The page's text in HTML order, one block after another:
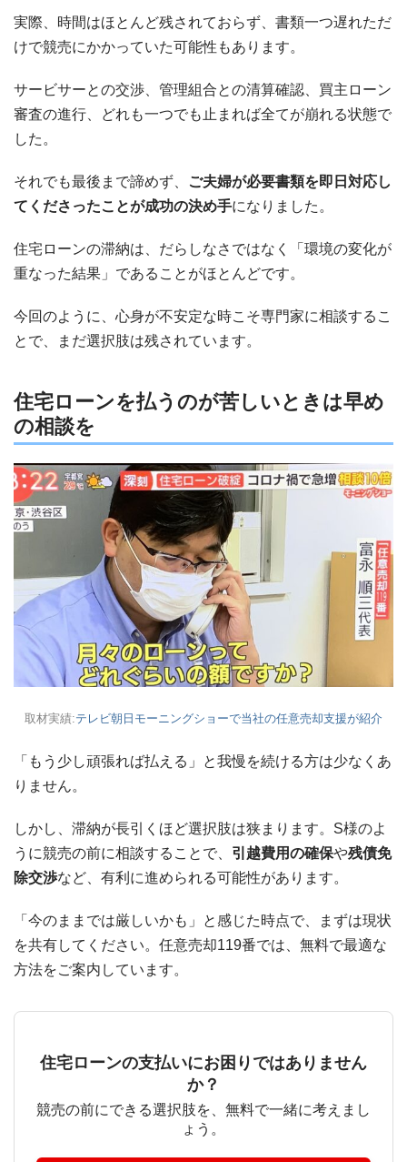
実際、時間はほとんど残されておらず、書類一つ遅れただ
けで競売にかかっていた可能性もあります。
サービサーとの交渉、管理組合との清算確認、買主ローン
審査の進行、どれも一つでも止まれば全てが崩れる状態で
した。
それでも最後まで諦めず、
ご夫婦が必要書類を即日対応し
てくださったことが成功の決め手になりました。
住宅ローンの滞納は、だらしなさではなく「環境の変化が
重なった結果」であることがほとんどです。
今回のように、心身が不安定な時こそ専門家に相談するこ
とで、まだ選択肢は残されています。
住宅ローンを払うのが苦しいときは早め
の相談を
取材実績:テレビ朝日モーニングショーで当社の任意売却支援が紹介
「もう少し頑張れば払える」と我慢を続ける方は少なくあ
りません。
しかし、滞納が長引くほど選択肢は狭まります。S様のよ
うに競売の前に相談することで、 引越費用の確保や残債免
除交渉など、有利に進められる可能性があります。
「今のままでは厳しいかも」と感じた時点で、まずは現状
を共有してください。任意売却119番では、無料で最適な
方法をご案内しています。
住宅ローンの支払いにお困りではありません
か？
競売の前にできる選択肢を、無料で一緒に考えまし
ょう。